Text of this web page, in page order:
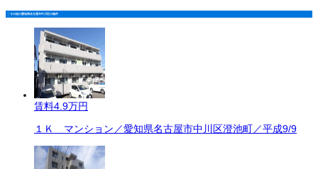
その他の愛知県名古屋市中川区の物件
賃料4.9万円
１Ｋ マンション／愛知県名古屋市中川区澄池町／平成9/9